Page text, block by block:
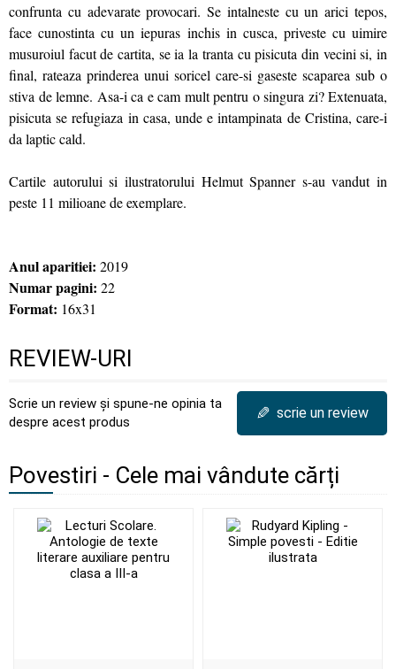
confrunta cu adevarate provocari. Se intalneste cu un arici tepos,
face cunostinta cu un iepuras inchis in cusca, priveste cu uimire
musuroiul facut de cartita, se ia la tranta cu pisicuta din vecini si, in
final, rateaza prinderea unui soricel care-si gaseste scaparea sub o
stiva de lemne. Asa-i ca e cam mult pentru o singura zi? Extenuata,
pisicuta se refugiaza in casa, unde e intampinata de Cristina, care-i
da laptic cald.
Cartile autorului si ilustratorului Helmut Spanner s-au vandut in
peste 11 milioane de exemplare.
Anul aparitiei: 2019
Numar pagini: 22
Format: 16x31
REVIEW-URI
Scrie un review și spune-ne opinia ta
despre acest produs
✎ scrie un review
Povestiri - Cele mai vândute cărți